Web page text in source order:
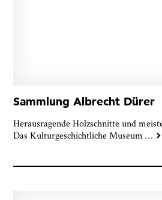
Sammlung Albrecht Dürer
Herausragende Holzschnitte und
Das Kulturgeschichtliche Museum …